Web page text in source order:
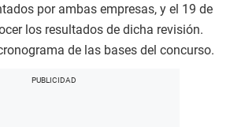
por ambas empresas, y el 19 de
los resultados de dicha revisión.
de las bases del concurso.